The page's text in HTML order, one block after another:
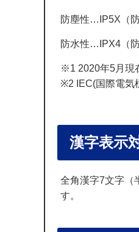
防塵性…IP5X（
防水性…IPX4（
※1 2020年5月現
※2 IEC(国際電気
漢字表示
全角漢字7文字（
す。